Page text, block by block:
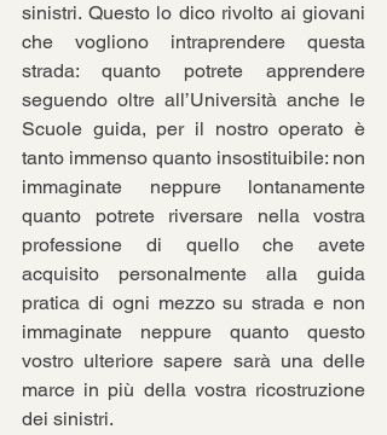
sinistri. Questo lo dico rivolto ai giovani
che vogliono intraprendere questa
strada: quanto potrete apprendere
seguendo oltre all’Università anche le
Scuole guida, per il nostro operato è
tanto immenso quanto insostituibile: non
immaginate neppure lontanamente
quanto potrete riversare nella vostra
professione di quello che avete
acquisito personalmente alla guida
pratica di ogni mezzo su strada e non
immaginate neppure quanto questo
vostro ulteriore sapere sarà una delle
marce in più della vostra ricostruzione
dei sinistri.